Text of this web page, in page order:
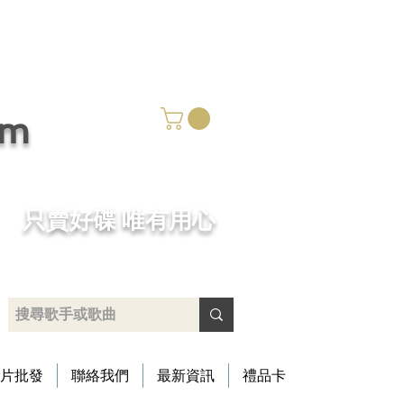
​只賣好碟 唯有用心
批發 聯絡我們 最新資訊 禮品卡